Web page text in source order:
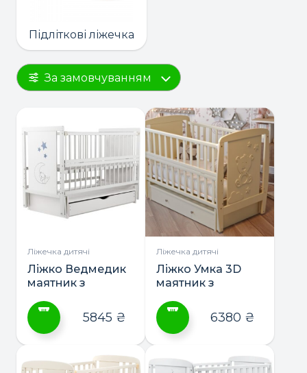
Підліткові ліжечка
За замовчуванням
Ліжечка дитячі
Ліжко Ведмедик
маятник з
Дубик-М
5845 ₴
Ліжечка дитячі
Ліжко Умка 3D
маятник з
Дубик-М
товар
6380 ₴